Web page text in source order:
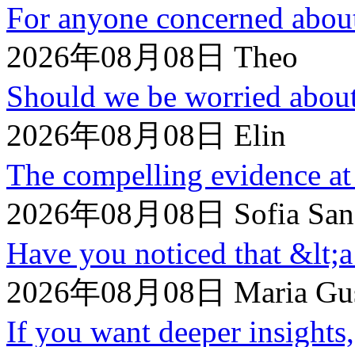
For anyone concerned
2026年08月08日 Theo
Should we be worried
2026年08月08日 Elin
The compelling evidence
2026年08月08日 Sofia
Have you noticed that
2026年08月08日 Maria
If you want deeper